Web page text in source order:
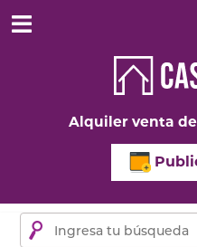
Alquiler venta